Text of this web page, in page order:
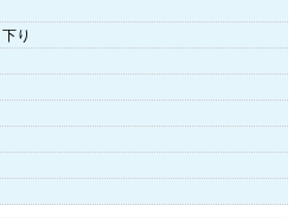
り